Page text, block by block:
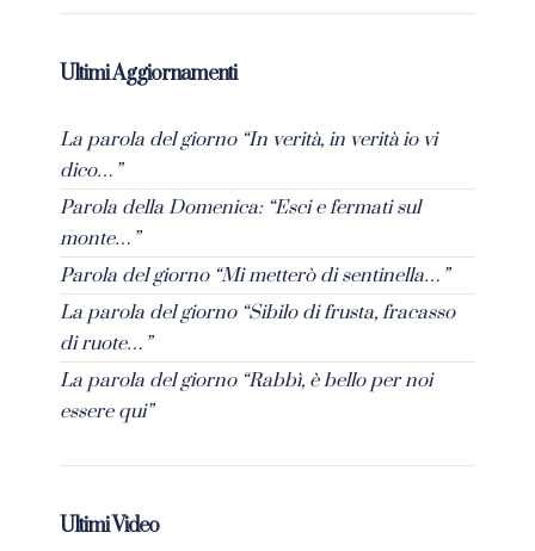
Ultimi Aggiornamenti
La parola del giorno “In verità, in verità io vi
dico…”
Parola della Domenica: “Esci e fermati sul
monte…”
Parola del giorno “Mi metterò di sentinella…”
La parola del giorno “Sibilo di frusta, fracasso
di ruote…”
La parola del giorno “Rabbì, è bello per noi
essere qui”
Ultimi Video